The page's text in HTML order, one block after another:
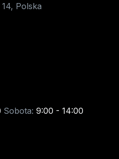
Polska
Sobota: 9:00 - 14:00